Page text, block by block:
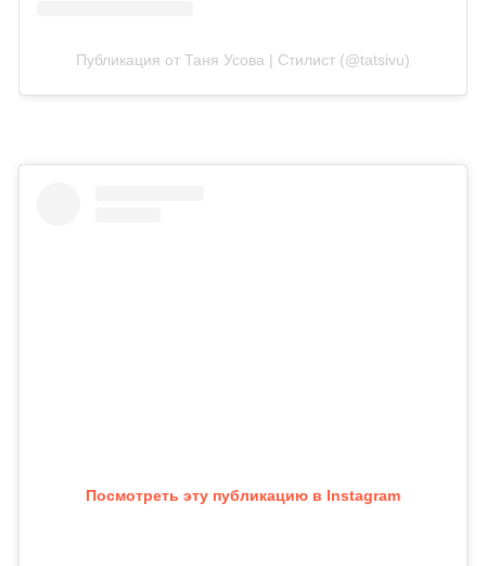
Публикация от Таня Усова | Стилист (@tatsivu)
Посмотреть эту публикацию в Instagram